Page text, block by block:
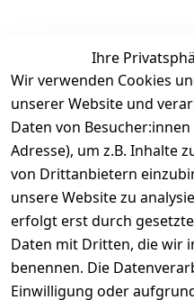
Kundenbewertungen
Basierend
5
4
Ihre
Wir verwenden Cookies
unserer Website und
Daten von
Adresse), um z.B. Inhalte
von Drittanbietern
unsere Website zu
erfolgt erst durch
Daten mit Dritten, die wir
benennen. Die
Einwilligung oder